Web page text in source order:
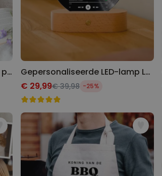
Voetmassage-apparaat van pluche
Gepersonaliseerde LED-lamp LP Plaat
€ 29,99€ 39,98 -25%